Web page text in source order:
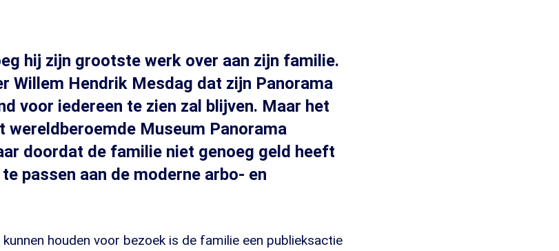
hij zijn grootste werk over aan zijn familie.
Willem Hendrik Mesdag dat zijn Panorama
voor iedereen te zien zal blijven. Maar het
wereldberoemde Museum Panorama
doordat de familie niet genoeg geld heeft
passen aan de moderne arbo- en
houden voor bezoek is de familie een publieksactie